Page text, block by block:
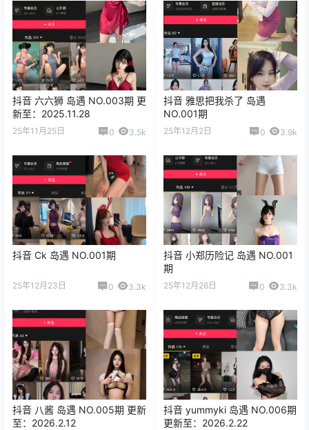
抖音 六六狮 岛遇 NO.003期 更
新至：2025.11.28
25年11月25日 0 3.5k
抖音 雅思把我杀了 岛遇
NO.001期
25年12月2日 0 3.9k
抖音 Ck 岛遇 NO.001期
25年12月23日 0 3.3k
抖音 小郑历险记 岛遇 NO.001
期
25年12月26日 0 3.3k
抖音 八酱 岛遇 NO.005期 更新
至：2026.2.12
抖音 yummyki 岛遇 NO.006期
更新至：2026.2.22